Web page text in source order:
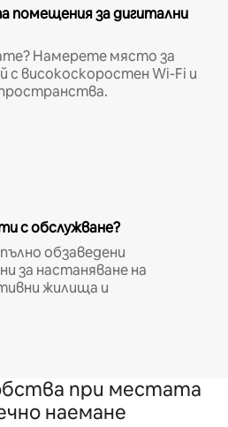
помещения за дигитални
Намерете място за
с високоскоростен Wi-Fi и
с обслужване?
обзаведени
за настаняване на
жилища и
при местата
наемане